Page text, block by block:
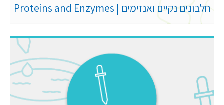
חלבונים נקיים ואנזימים | Proteins and Enzymes